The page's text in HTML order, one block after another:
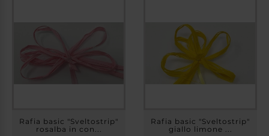
Rafia basic "Sveltostrip"
rosalba in con...
Rafia basic "Sveltostrip"
giallo limone ...